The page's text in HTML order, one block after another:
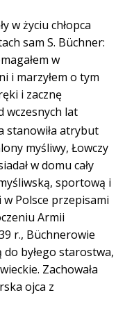
w życiu chłopca
sam S. Büchner:
w
i marzyłem o tym
i zacznę
wczesnych lat
stanowiła atrybut
myśliwy, Łowczy
w domu cały
sportową i
Polsce przepisami
Armii
r., Büchnerowie
byłego starostwa,
Zachowała
ojca z